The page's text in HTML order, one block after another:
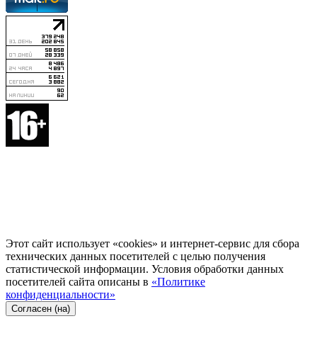
Этот сайт использует «cookies» и интернет-сервис для сбора
технических данных посетителей с целью получения
статистической информации. Условия обработки данных
посетителей сайта описаны в «Политике
конфиденциальности»
Согласен (на)